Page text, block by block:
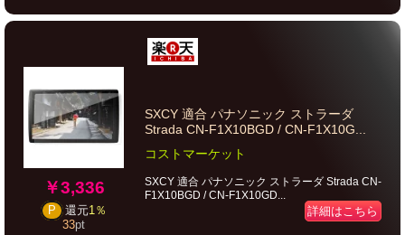
￥3,336
P 還元1％
33pt
SXCY 適合 パナソニック ストラーダ
Strada CN-F1X10BGD / CN-F1X10G...
コストマーケット
SXCY 適合 パナソニック ストラーダ Strada CN-
F1X10BGD / CN-F1X10GD...
詳細はこちら